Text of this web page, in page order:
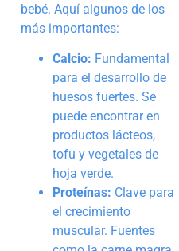
bebé. Aquí algunos de los
más importantes:
Calcio: Fundamental
para el desarrollo de
huesos fuertes. Se
puede encontrar en
productos lácteos,
tofu y vegetales de
hoja verde.
Proteínas: Clave para
el crecimiento
muscular. Fuentes